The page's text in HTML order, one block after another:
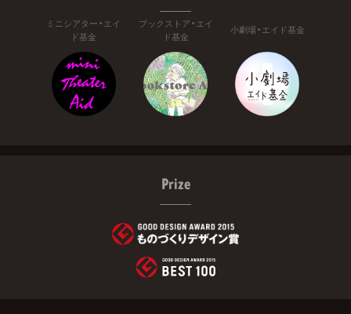
ミニシアター・エイ
ド基金
ブックストア・エイ
ド基金
小劇場・エイド基金
Prize